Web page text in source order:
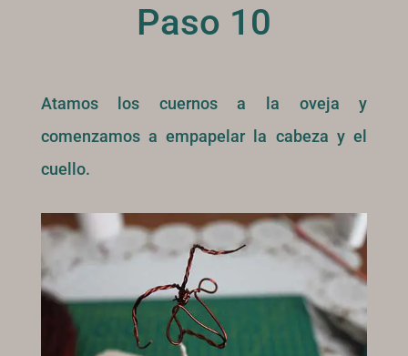
Paso 10
Atamos los cuernos a la oveja y
comenzamos a empapelar la cabeza y el
cuello.